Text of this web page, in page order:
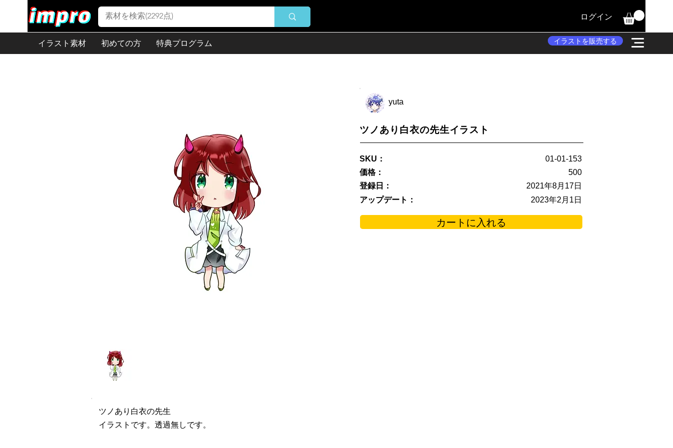
ログイン
イラスト素材 初めての方 特典プログラム イラストを販売する
yuta
ツノあり白衣の先生イラスト
SKU：
01-01-153
価格：
500
登録日：
2021年8月17日
アップデート：
2023年2月1日
カートに入れる
ツノあり白衣の先生
イラストです。透過無しです。